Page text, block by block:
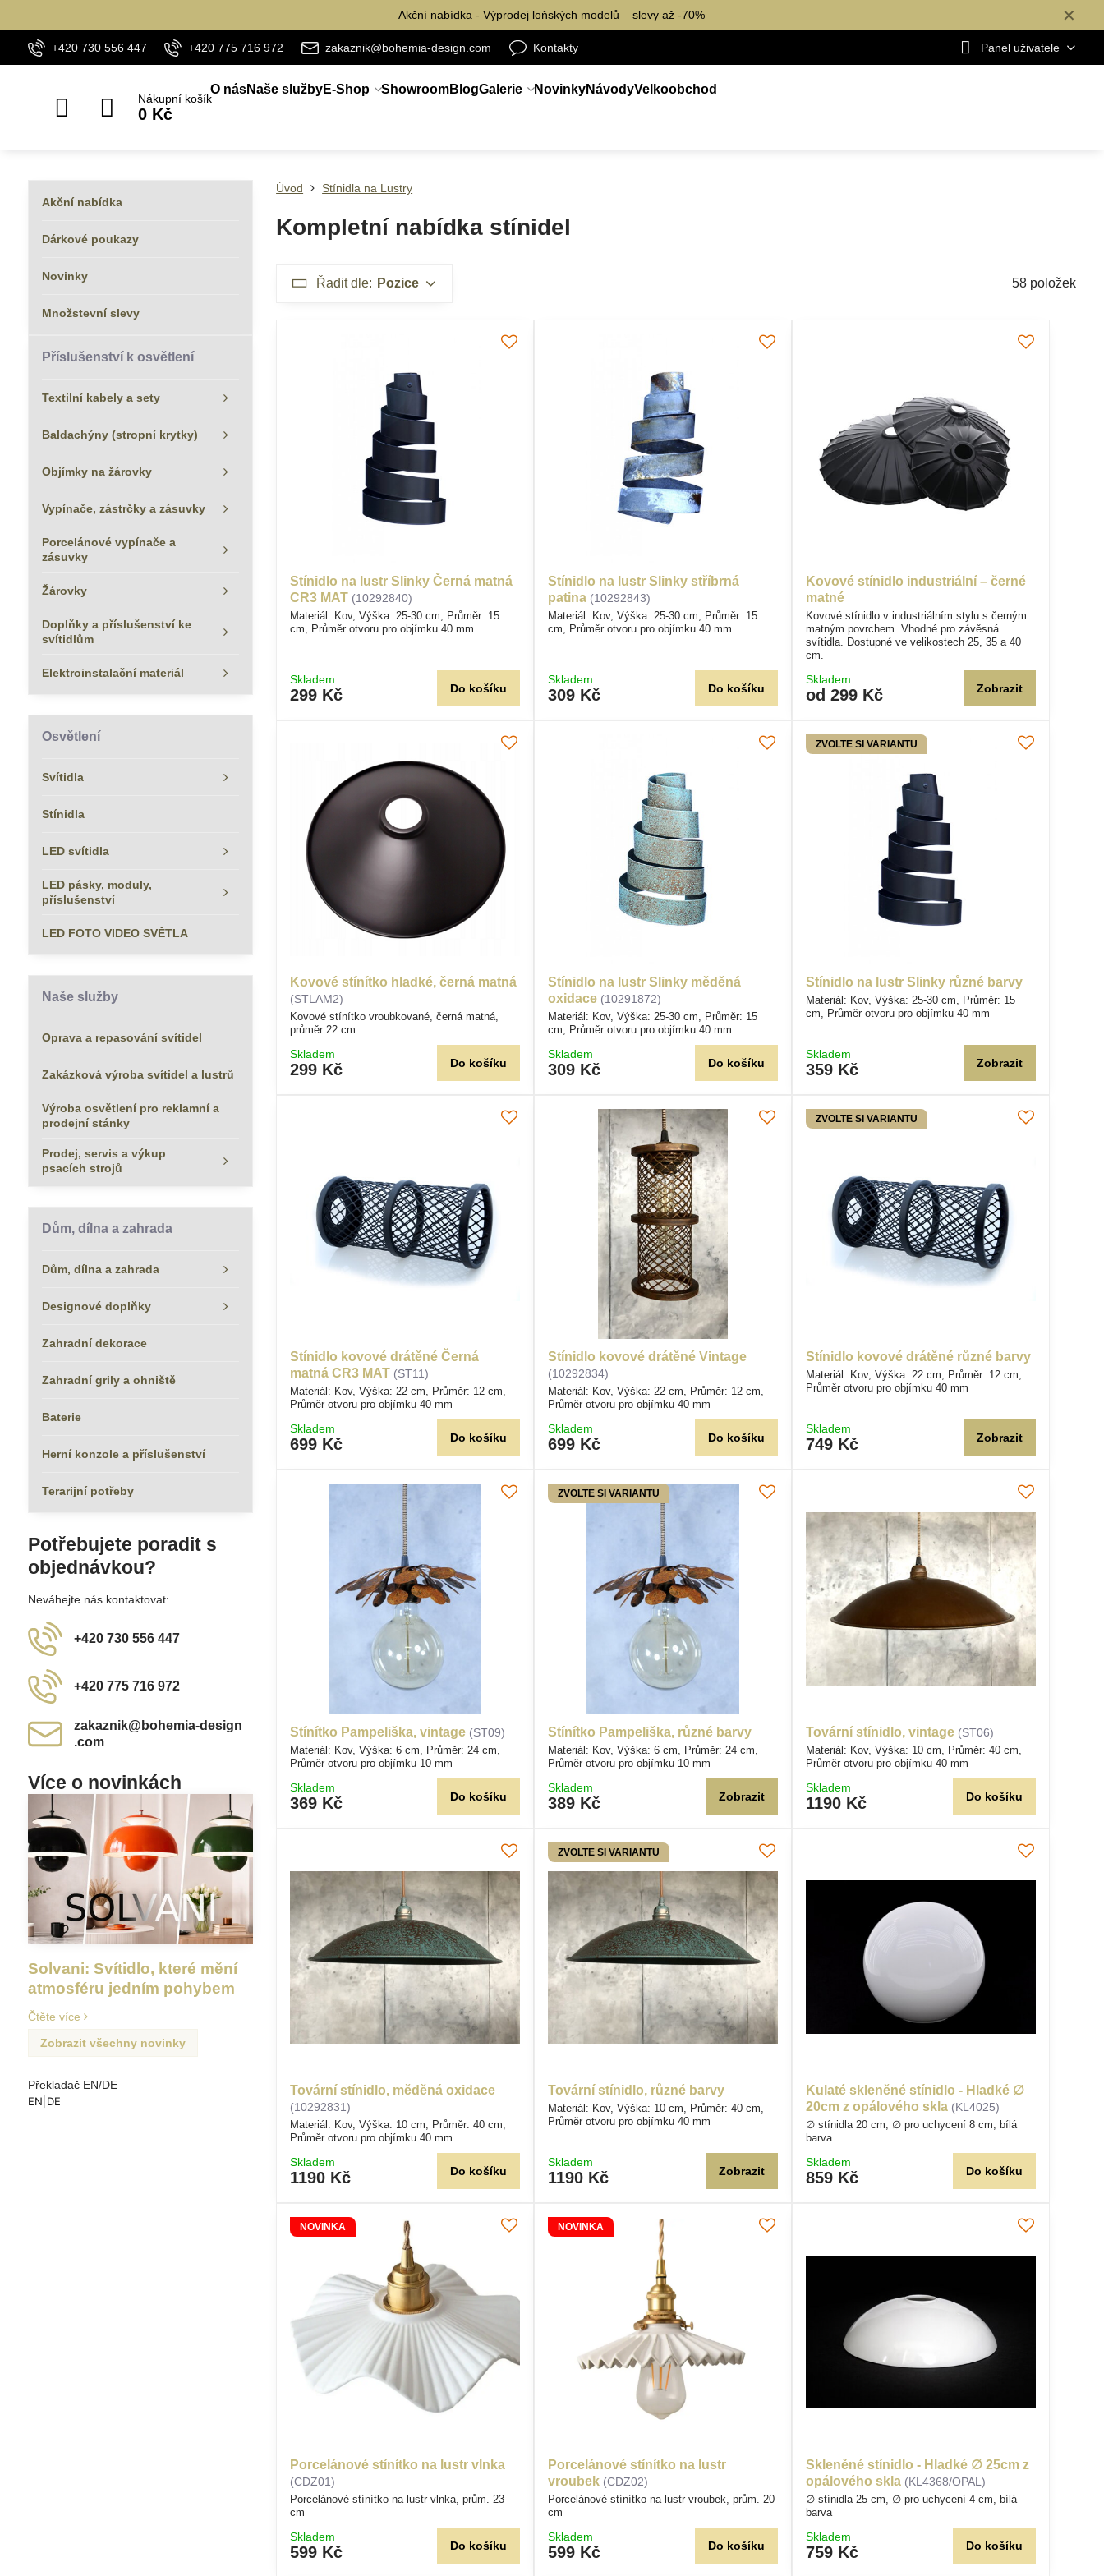
✕
Akční nabídka - Výprodej loňských modelů – slevy až -70%
+420 730 556 447 +420 775 716 972 zakaznik@bohemia-design.com Kontakty Panel uživatele
Nákupní košík
0 Kč
O násNaše službyE-Shop ShowroomBlogGalerie NovinkyNávodyVelkoobchod
Úvod Stínidla na Lustry
Kompletní nabídka stínidel
Řadit dle: Pozice 58 položek
Stínidlo na lustr Slinky Černá matná
CR3 MAT (10292840)
Materiál: Kov, Výška: 25-30 cm, Průměr: 15
cm, Průměr otvoru pro objímku 40 mm
Skladem
299 Kč Do košíku
Stínidlo na lustr Slinky stříbrná
patina (10292843)
Materiál: Kov, Výška: 25-30 cm, Průměr: 15
cm, Průměr otvoru pro objímku 40 mm
Skladem
309 Kč Do košíku
Kovové stínidlo industriální – černé
matné
Kovové stínidlo v industriálním stylu s černým
matným povrchem. Vhodné pro závěsná
svítidla. Dostupné ve velikostech 25, 35 a 40
cm.
Skladem
od 299 Kč Zobrazit
Kovové stínítko hladké, černá matná
(STLAM2)
Kovové stínítko vroubkované, černá matná,
průměr 22 cm
Skladem
299 Kč Do košíku
Stínidlo na lustr Slinky měděná
oxidace (10291872)
Materiál: Kov, Výška: 25-30 cm, Průměr: 15
cm, Průměr otvoru pro objímku 40 mm
Skladem
309 Kč Do košíku
ZVOLTE SI VARIANTU
Stínidlo na lustr Slinky různé barvy
Materiál: Kov, Výška: 25-30 cm, Průměr: 15
cm, Průměr otvoru pro objímku 40 mm
Skladem
359 Kč Zobrazit
Stínidlo kovové drátěné Černá
matná CR3 MAT (ST11)
Materiál: Kov, Výška: 22 cm, Průměr: 12 cm,
Průměr otvoru pro objímku 40 mm
Skladem
699 Kč Do košíku
Stínidlo kovové drátěné Vintage
(10292834)
Materiál: Kov, Výška: 22 cm, Průměr: 12 cm,
Průměr otvoru pro objímku 40 mm
Skladem
699 Kč Do košíku
ZVOLTE SI VARIANTU
Stínidlo kovové drátěné různé barvy
Materiál: Kov, Výška: 22 cm, Průměr: 12 cm,
Průměr otvoru pro objímku 40 mm
Skladem
749 Kč Zobrazit
Stínítko Pampeliška, vintage (ST09)
Materiál: Kov, Výška: 6 cm, Průměr: 24 cm,
Průměr otvoru pro objímku 10 mm
Skladem
369 Kč Do košíku
ZVOLTE SI VARIANTU
Stínítko Pampeliška, různé barvy
Materiál: Kov, Výška: 6 cm, Průměr: 24 cm,
Průměr otvoru pro objímku 10 mm
Skladem
389 Kč Zobrazit
Tovární stínidlo, vintage (ST06)
Materiál: Kov, Výška: 10 cm, Průměr: 40 cm,
Průměr otvoru pro objímku 40 mm
Skladem
1190 Kč Do košíku
Tovární stínidlo, měděná oxidace
(10292831)
Materiál: Kov, Výška: 10 cm, Průměr: 40 cm,
Průměr otvoru pro objímku 40 mm
Skladem
1190 Kč Do košíku
ZVOLTE SI VARIANTU
Tovární stínidlo, různé barvy
Materiál: Kov, Výška: 10 cm, Průměr: 40 cm,
Průměr otvoru pro objímku 40 mm
Skladem
1190 Kč Zobrazit
Kulaté skleněné stínidlo - Hladké ∅
20cm z opálového skla (KL4025)
∅ stínidla 20 cm, ∅ pro uchycení 8 cm, bílá
barva
Skladem
859 Kč Do košíku
NOVINKA
Porcelánové stínítko na lustr vlnka
(CDZ01)
Porcelánové stínítko na lustr vlnka, prům. 23
cm
Skladem
599 Kč Do košíku
NOVINKA
Porcelánové stínítko na lustr
vroubek (CDZ02)
Porcelánové stínítko na lustr vroubek, prům. 20
cm
Skladem
599 Kč Do košíku
Skleněné stínidlo - Hladké ∅ 25cm z
opálového skla (KL4368/OPAL)
∅ stínidla 25 cm, ∅ pro uchycení 4 cm, bílá
barva
Skladem
759 Kč Do košíku
Akční nabídka
Dárkové poukazy
Novinky
Množstevní slevy
Příslušenství k osvětlení
Textilní kabely a sety
Baldachýny (stropní krytky)
Objímky na žárovky
Vypínače, zástrčky a zásuvky
Porcelánové vypínače a
zásuvky
Žárovky
Doplňky a příslušenství ke
svítidlům
Elektroinstalační materiál
Osvětlení
Svítidla
Stínidla
LED svítidla
LED pásky, moduly,
příslušenství
LED FOTO VIDEO SVĚTLA
Naše služby
Oprava a repasování svítidel
Zakázková výroba svítidel a lustrů
Výroba osvětlení pro reklamní a
prodejní stánky
Prodej, servis a výkup
psacích strojů
Dům, dílna a zahrada
Dům, dílna a zahrada
Designové doplňky
Zahradní dekorace
Zahradní grily a ohniště
Baterie
Herní konzole a příslušenství
Terarijní potřeby
Potřebujete poradit s
objednávkou?
Neváhejte nás kontaktovat:
+420 730 556 447
+420 775 716 972
zakaznik​@bohemia-design​
.com
Více o novinkách
Solvani: Svítidlo, které mění
atmosféru jedním pohybem
Čtěte více
Zobrazit všechny novinky
Překladač EN/DE
EN DE